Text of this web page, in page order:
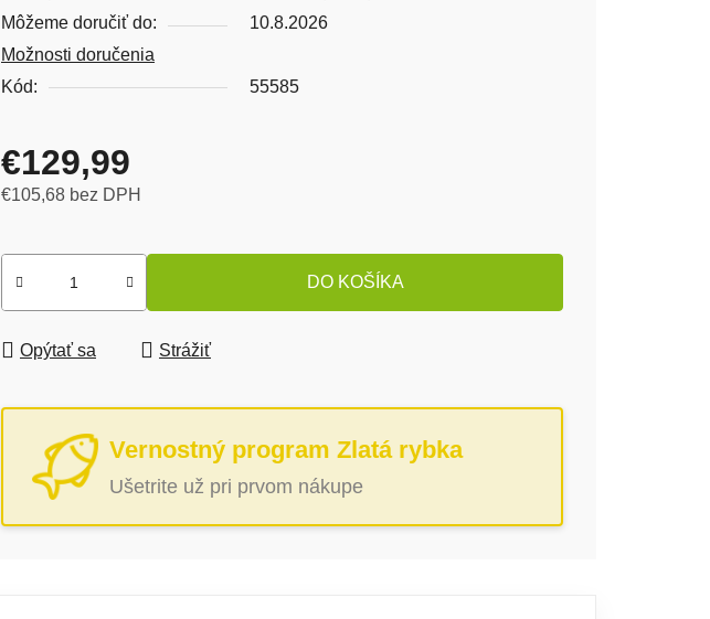
Môžeme doručiť do:
10.8.2026
Možnosti doručenia
Kód:
55585
€129,99
€105,68 bez DPH
DO KOŠÍKA
Opýtať sa Strážiť
Vernostný program Zlatá rybka
Ušetrite už pri prvom nákupe